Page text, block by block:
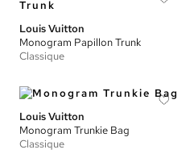
Louis Vuitton
Monogram Papillon Trunk
Classique
Louis Vuitton
Monogram Trunkie Bag
Classique